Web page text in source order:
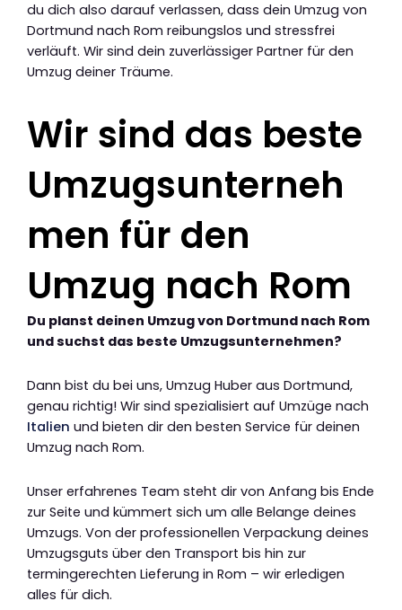
du dich also darauf verlassen, dass dein Umzug von
Dortmund nach Rom reibungslos und stressfrei
verläuft. Wir sind dein zuverlässiger Partner für den
Umzug deiner Träume.
Wir sind das beste
Umzugsunterneh
men für den
Umzug nach Rom
Du planst deinen Umzug von Dortmund nach Rom
und suchst das beste Umzugsunternehmen?
Dann bist du bei uns, Umzug Huber aus Dortmund,
genau richtig! Wir sind spezialisiert auf Umzüge nach
Italien und bieten dir den besten Service für deinen
Umzug nach Rom.
Unser erfahrenes Team steht dir von Anfang bis Ende
zur Seite und kümmert sich um alle Belange deines
Umzugs. Von der professionellen Verpackung deines
Umzugsguts über den Transport bis hin zur
termingerechten Lieferung in Rom – wir erledigen
alles für dich.